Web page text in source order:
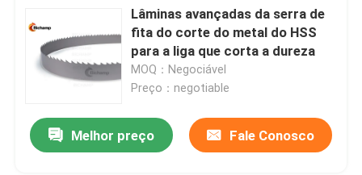
Notícia
Peça umas citações
Lâminas avançadas da serra de
fita do corte do metal do HSS
para a liga que corta a dureza
MOQ：Negociável
Preço：negotiable
Melhor preço Fale Conosco